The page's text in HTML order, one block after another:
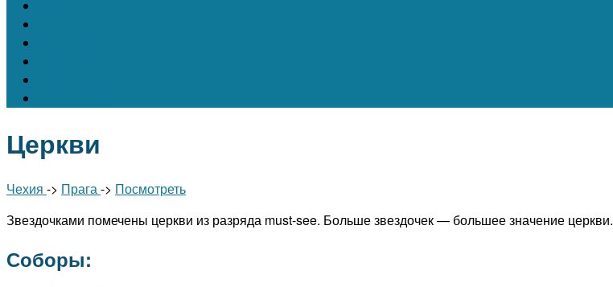
Церкви
Чехия -> Прага-> Посмотреть
Звездочками помечены церкви из разряда must-see. Больше звездочек — большее значение церкви.
Соборы: